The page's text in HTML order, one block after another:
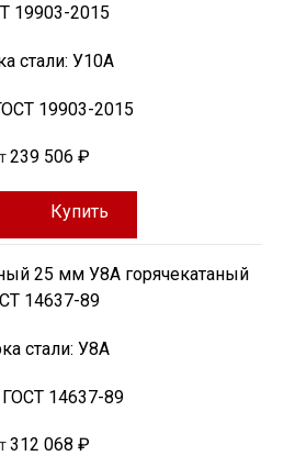
19903-2015
стали: У10А
19903-2015
239 506 ₽
Купить
25 мм У8А горячекатаный
14637-89
стали: У8А
ГОСТ 14637-89
312 068 ₽